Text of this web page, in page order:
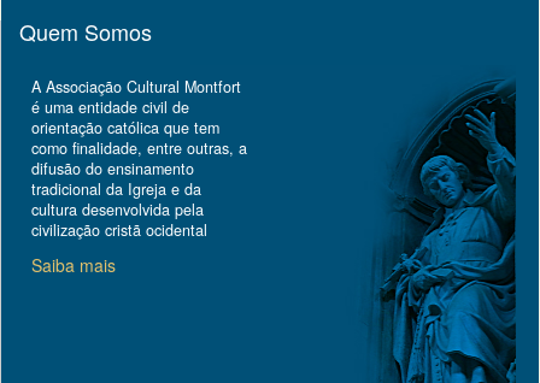
Quem Somos
A Associação Cultural Montfort
é uma entidade civil de
orientação católica que tem
como finalidade, entre outras, a
difusão do ensinamento
tradicional da Igreja e da
cultura desenvolvida pela
civilização cristã ocidental
Saiba mais